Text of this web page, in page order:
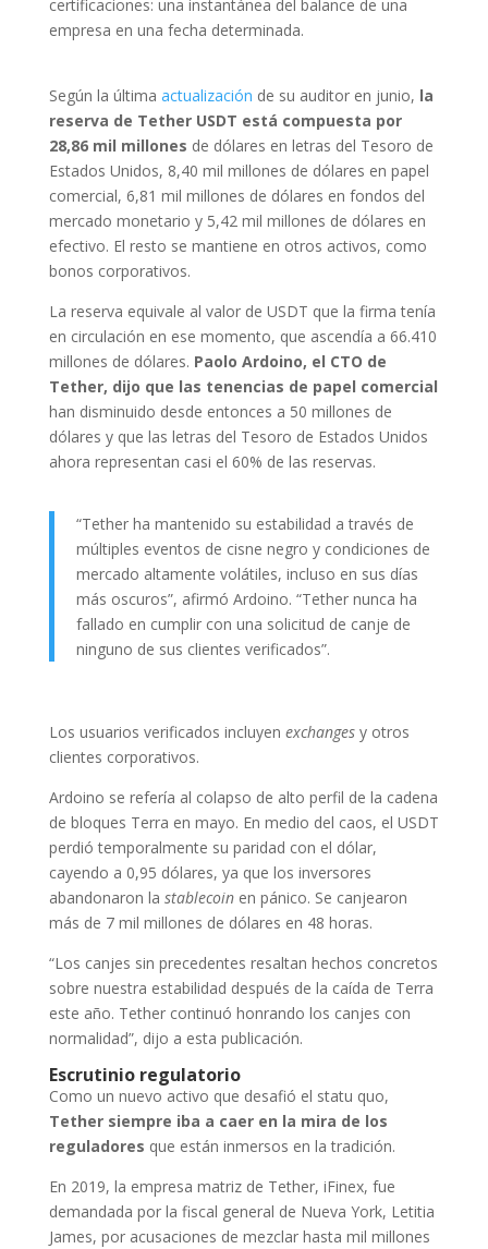
certificaciones: una instantánea del balance de una
empresa en una fecha determinada.
Según la última actualización de su auditor en junio, la
reserva de Tether USDT está compuesta por
28,86 mil millones de dólares en letras del Tesoro de
Estados Unidos, 8,40 mil millones de dólares en papel
comercial, 6,81 mil millones de dólares en fondos del
mercado monetario y 5,42 mil millones de dólares en
efectivo. El resto se mantiene en otros activos, como
bonos corporativos.
La reserva equivale al valor de USDT que la firma tenía
en circulación en ese momento, que ascendía a 66.410
millones de dólares. Paolo Ardoino, el CTO de
Tether, dijo que las tenencias de papel comercial
han disminuido desde entonces a 50 millones de
dólares y que las letras del Tesoro de Estados Unidos
ahora representan casi el 60% de las reservas.
“Tether ha mantenido su estabilidad a través de
múltiples eventos de cisne negro y condiciones de
mercado altamente volátiles, incluso en sus días
más oscuros”, afirmó Ardoino. “Tether nunca ha
fallado en cumplir con una solicitud de canje de
ninguno de sus clientes verificados”.
Los usuarios verificados incluyen exchangesy otros
clientes corporativos.
Ardoino se refería al colapso de alto perfil de la cadena
de bloques Terra en mayo. En medio del caos, el USDT
perdió temporalmente su paridad con el dólar,
cayendo a 0,95 dólares, ya que los inversores
abandonaron la stablecoinen pánico. Se canjearon
más de 7 mil millones de dólares en 48 horas.
“Los canjes sin precedentes resaltan hechos concretos
sobre nuestra estabilidad después de la caída de Terra
este año. Tether continuó honrando los canjes con
normalidad”, dijo a esta publicación.
Escrutinio regulatorio
Como un nuevo activo que desafió el statu quo,
Tether siempre iba a caer en la mira de los
reguladores que están inmersos en la tradición.
En 2019, la empresa matriz de Tether, iFinex, fue
demandada por la fiscal general de Nueva York, Letitia
James, por acusaciones de mezclar hasta mil millones